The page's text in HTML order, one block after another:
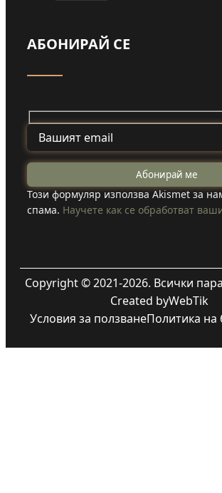
АБОНИРАЙ СЕ
Този формуляр използва Akismet за
спама. Научете как се обработват
Copyright © 2021-2026. Всички
Created byWebTik
Условия за ползванеПолитика на